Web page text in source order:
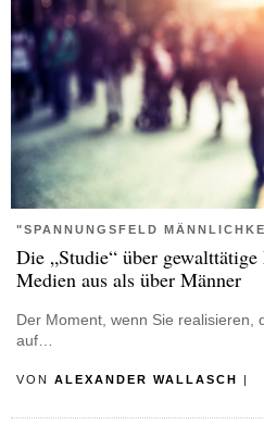
"SPANNUNGSFELD
Die „Studie“ über
Medien aus als über Männer
Der Moment, wenn Sie realisieren,
auf…
VON ALEXANDER WALLASCH